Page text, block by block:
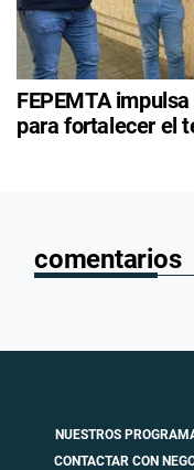
FEPEMTA
para fortalecer el
comentarios
NUESTROS
CONTACTAR CON